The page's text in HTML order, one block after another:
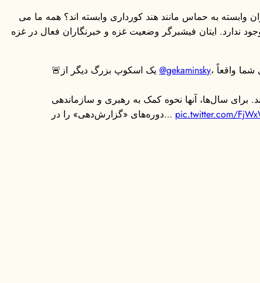
به حماس مانند هند کورداری وابسته اند؟ همه ما می
وجود ندارد. ایتان فیشبرگر وضعیت غزه و خبرنگاران فعال در غزه
@gekaminsky
سال‌ها، آنها نحوه کمک به رهبری و سازماندهی
دوره‌های «گزارش‌دهی» را در… pic.twitter.com/